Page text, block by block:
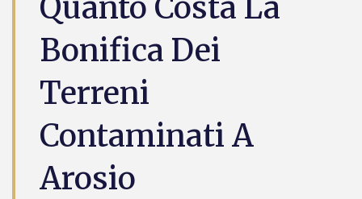
Quanto Costa La
Bonifica Dei
Terreni
Contaminati A
Arosio